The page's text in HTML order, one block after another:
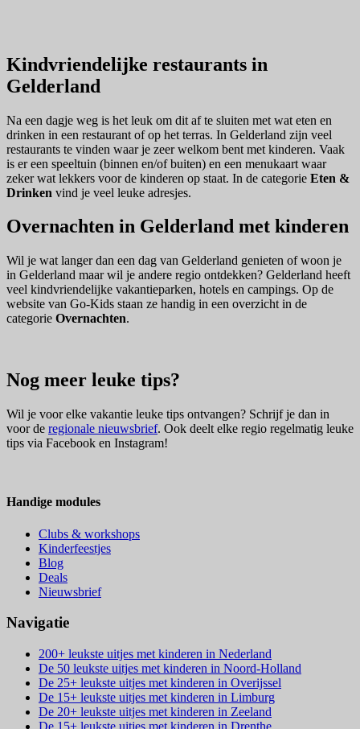
Kindvriendelijke restaurants in
Gelderland
Na een dagje weg is het leuk om dit af te sluiten met wat eten en
drinken in een restaurant of op het terras. In Gelderland zijn veel
restaurants te vinden waar je zeer welkom bent met kinderen. Vaak
is er een speeltuin (binnen en/of buiten) en een menukaart waar
zeker wat lekkers voor de kinderen op staat. In de categorie Eten &
Drinken vind je veel leuke adresjes.
Overnachten in Gelderland met kinderen
Wil je wat langer dan een dag van Gelderland genieten of woon je
in Gelderland maar wil je andere regio ontdekken? Gelderland heeft
veel kindvriendelijke vakantieparken, hotels en campings. Op de
website van Go-Kids staan ze handig in een overzicht in de
categorie Overnachten.
Nog meer leuke tips?
Wil je voor elke vakantie leuke tips ontvangen? Schrijf je dan in
voor de regionale nieuwsbrief. Ook deelt elke regio regelmatig leuke
tips via Facebook en Instagram!
Handige modules
Clubs & workshops
Kinderfeestjes
Blog
Deals
Nieuwsbrief
Navigatie
200+ leukste uitjes met kinderen in Nederland
De 50 leukste uitjes met kinderen in Noord-Holland
De 25+ leukste uitjes met kinderen in Overijssel
De 15+ leukste uitjes met kinderen in Limburg
De 20+ leukste uitjes met kinderen in Zeeland